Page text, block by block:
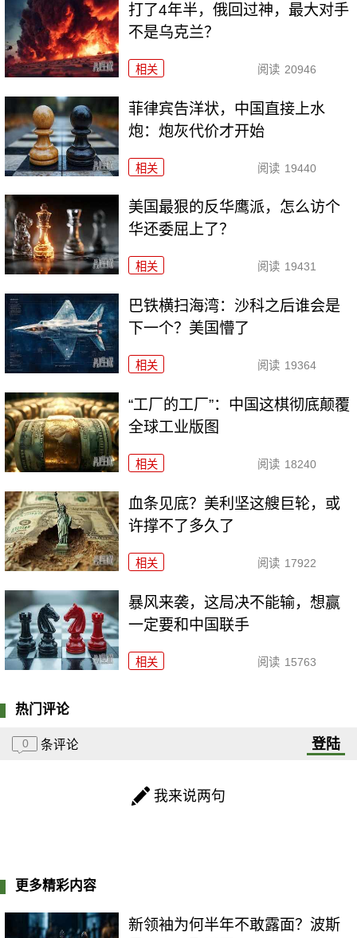
打了4年半，俄回过神，最大对手
不是乌克兰？
相关 阅读 20946
菲律宾告洋状，中国直接上水
炮：炮灰代价才开始
相关 阅读 19440
美国最狠的反华鹰派，怎么访个
华还委屈上了？
相关 阅读 19431
巴铁横扫海湾：沙科之后谁会是
下一个？美国懵了
相关 阅读 19364
“工厂的工厂”：中国这棋彻底颠覆
全球工业版图
相关 阅读 18240
血条见底？美利坚这艘巨轮，或
许撑不了多久了
相关 阅读 17922
暴风来袭，这局决不能输，想赢
一定要和中国联手
相关 阅读 15763
热门评论
0 条评论 登陆
我来说两句
更多精彩内容
新领袖为何半年不敢露面？波斯